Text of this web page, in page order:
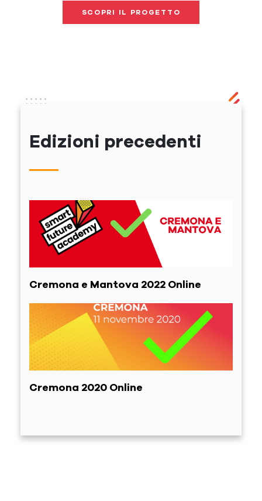
SCOPRI IL PROGETTO
Edizioni precedenti
Cremona e Mantova 2022 Online
Cremona 2020 Online